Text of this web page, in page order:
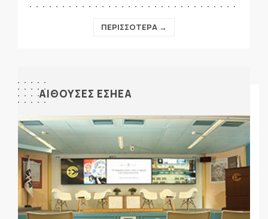
ΠΕΡΙΣΣΟΤΕΡΑ →
ΑΙΘΟΥΣΕΣ ΕΣΗΕΑ